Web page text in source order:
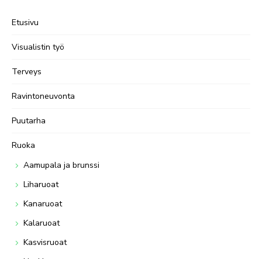
Etusivu
Visualistin työ
Terveys
Ravintoneuvonta
Puutarha
Ruoka
Aamupala ja brunssi
Liharuoat
Kanaruoat
Kalaruoat
Kasvisruoat